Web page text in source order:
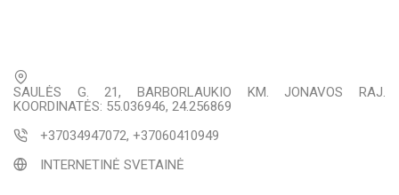
SAULĖS G. 21, BARBORLAUKIO KM. JONAVOS RAJ.
KOORDINATĖS: 55.036946, 24.256869
+37034947072, +37060410949
INTERNETINĖ SVETAINĖ